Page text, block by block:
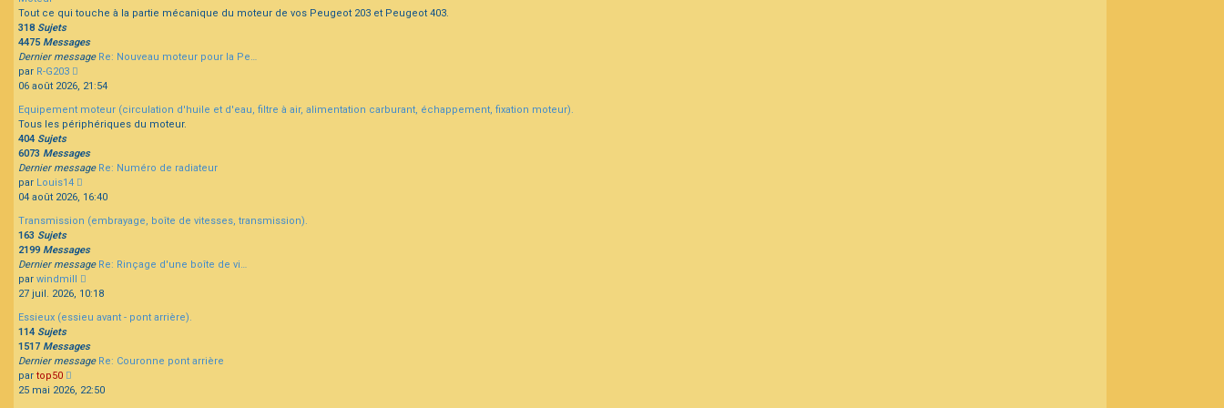
Tout ce qui touche à la partie mécanique du moteur de vos Peugeot 203 et Peugeot 403.
318 Sujets
4475 Messages
Dernier message Re: Nouveau moteur pour la Pe…
par R-G203
le
message
06 août 2026, 21:54
Equipement moteur (circulation d'huile et d'eau, filtre à air, alimentation carburant, échappement, fixation moteur).
Tous les périphériques du moteur.
404 Sujets
6073 Messages
Dernier message Re: Numéro de radiateur
par Louis14
le
message
04 août 2026, 16:40
Transmission (embrayage, boîte de vitesses, transmission).
163 Sujets
2199 Messages
Dernier message Re: Rinçage d'une boîte de vi…
par windmill
le
message
27 juil. 2026, 10:18
Essieux (essieu avant - pont arrière).
114 Sujets
1517 Messages
Dernier message Re: Couronne pont arrière
par top50
le
25 mai 2026, 22:50